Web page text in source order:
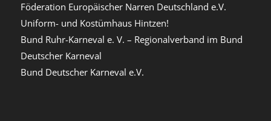
Föderation Europäischer Narren Deutschland e.V.
Uniform- und Kostümhaus Hintzen!
Bund Ruhr-Karneval e. V. – Regionalverband im Bund
Deutscher Karneval
Bund Deutscher Karneval e.V.